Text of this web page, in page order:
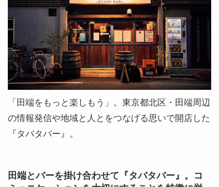
「田端をもっと楽しもう」。東京都北区・田端周辺
の情報発信や地域と人とをつなげる思いで開店した
『タバタバー』。
田端とバーを掛け合わせて『タバタバー』。コ